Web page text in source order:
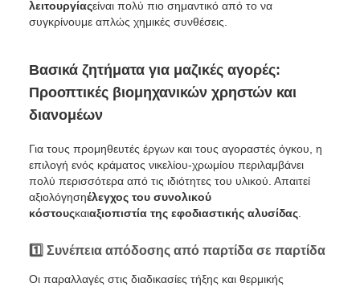
λειτουργίαςείναι πολύ πιο σημαντικό από το να
συγκρίνουμε απλώς χημικές συνθέσεις.
Βασικά ζητήματα για μαζικές αγορές:
Προοπτικές βιομηχανικών χρηστών και
διανομέων
Για τους προμηθευτές έργων και τους αγοραστές όγκου, η
επιλογή ενός κράματος νικελίου-χρωμίου περιλαμβάνει
πολύ περισσότερα από τις ιδιότητες του υλικού. Απαιτεί
αξιολόγησηέλεγχος του συνολικού
κόστουςκαιαξιοπιστία της εφοδιαστικής αλυσίδας
1️⃣ Συνέπεια απόδοσης από παρτίδα σε παρτίδα
Οι παραλλαγές στις διαδικασίες τήξης και θερμικής